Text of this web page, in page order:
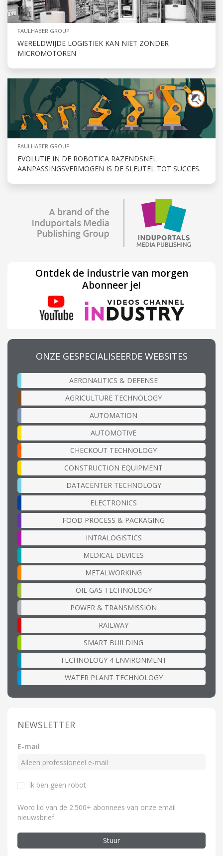
FAULHABER GROUP
WERELDWIJDE LOGISTIEK KAN NIET ZONDER
MICROMOTOREN
FAULHABER GROUP
EVOLUTIE IN DE ROBOTICA RAZENDSNEL
AANPASSINGSVERMOGEN IS DE SLEUTEL TOT SUCCES.
Ontdek de industrie van morgen
Abonneer je!
ONZE GESPECIALISEERDE WEBSITES
AERONAUTICS & DEFENSE
AGRICULTURE TECHNOLOGY
AUTOMATION
AUTOMOTIVE
CHECKOUT TECHNOLOGY
CONSTRUCTION EQUIPMENT
DATACENTER TECHNOLOGY
ELECTRONICS
FOOD PROCESS & PACKAGING
INTRALOGISTICS
MEDICAL DEVICES
METALWORKING
OIL GAS TECHNOLOGY
POWER & TRANSMISSION
RAILWAY
SMART BUILDING
TECHNOLOGY 4 ENVIRONMENT
WATER PLANT TECHNOLOGY
NEWSLETTER
E-mail
Ik ben geen robot
Word lid van de 2.500+ abonnees van onze email
nieuwsbrief
Stuur